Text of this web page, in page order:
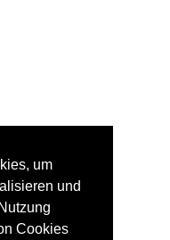
um
und
Cookies